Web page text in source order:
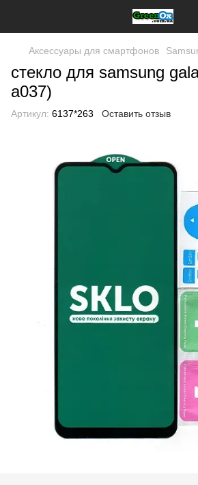
Аксессуары для смартфонов
стекло для samsung
a037)
Артикул: 6137*263 Оставить отзыв